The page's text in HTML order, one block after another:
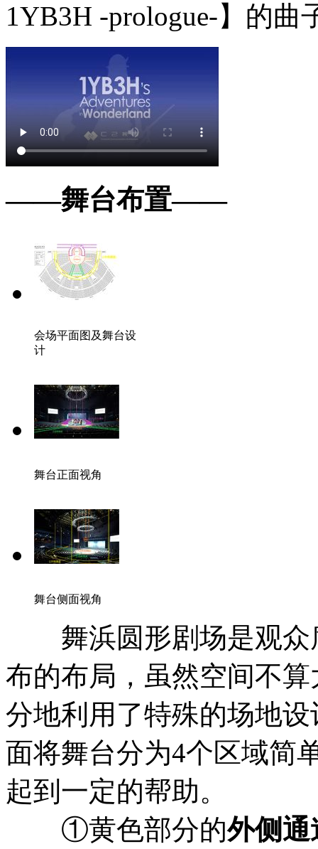
2019年8月9日， C2機関
的物贩列表，追加至39
相关来源：推文
2019年8月6日，
计的【深海道化鬼】服
相关来源：
2019年8月4日，
8月3・4日前段公演
公布后段公演的特别
8月12日追加公演【
22:00开始。
相关来源：推文
2019年8月3日， C2機関
8月12日追加公演【
22:00开始，【夜の
首日公演的昼、夜场
锁鬼】的京本政树本
1YB3H -prologue-】的曲
——舞台布置——
会场平面图及舞台设
计
舞台正面视角
舞台侧面视角
舞浜圆形剧场是观众
布的布局，虽然空间不
分地利用了特殊的场地
面将舞台分为4个区域简
起到一定的帮助。
①黄色部分的外侧通